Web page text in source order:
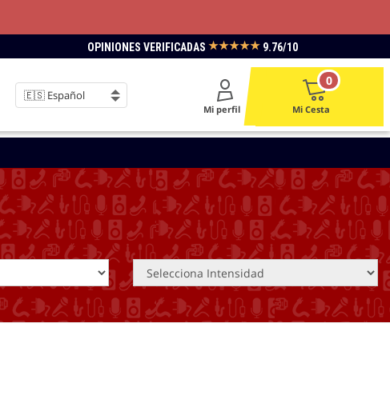
OPINIONES VERIFICADAS ★★★★★ 9.76/10
Mi perfil Mi Cesta
0